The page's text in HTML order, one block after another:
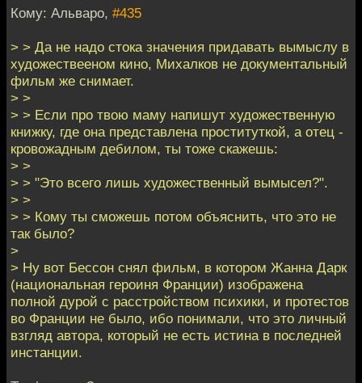
Кому: Альваро, #435
> > Да не надо стока значения придавать вымыслу в
художествееном кино, Михалков не документальный
фильм же снимает.
> >
> > Если про твою маму напишут художественную
книжку, где она представлена проституткой, а отец -
кровожадным дебилом, ты тоже скажешь:
> >
> > "Это всего лишь художественный вымысел?".
> >
> > Кому ты сможешь потом объяснить, что это не
так было?
>
> Ну вот Бессон снял фильм, в котором Жанна Дарк
(национальная героиня Франции) изображена
полной дурой с расстройством психики, и протестов
во Франции не было, ибо понимали, что это личный
взгляд автора, который не есть истина в последней
инстанции.